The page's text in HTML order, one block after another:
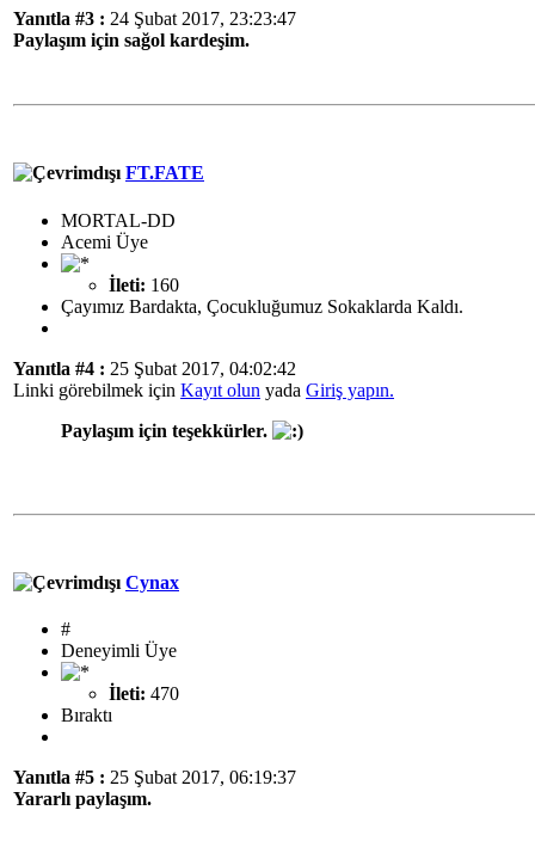
Yanıtla #3 : 24 Şubat 2017, 23:23:47
Paylaşım için sağol kardeşim.
FT.FATE
MORTAL-DD
Acemi Üye
İleti: 160
Çayımız Bardakta, Çocukluğumuz Sokaklarda Kaldı.
Yanıtla #4 : 25 Şubat 2017, 04:02:42
Linki görebilmek için Kayıt olun yada Giriş yapın.
Paylaşım için teşekkürler.
Cynax
#
Deneyimli Üye
İleti: 470
Bıraktı
Yanıtla #5 : 25 Şubat 2017, 06:19:37
Yararlı paylaşım.